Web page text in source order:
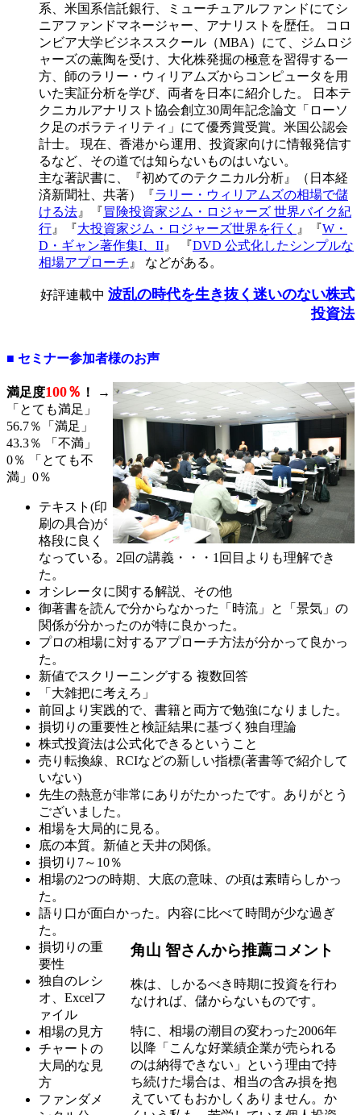
系、米国系信託銀行、ミューチュアルファンドにてシ
ニアファンドマネージャー、アナリストを歴任。 コロ
ンビア大学ビジネススクール（MBA）にて、ジムロジ
ャーズの薫陶を受け、大化株発掘の極意を習得する一
方、師のラリー・ ウィリアムズからコンピュータを用
いた実証分析を学び、両者を日本に紹介した。 日本テ
クニカルアナリスト協会創立30周年記念論文「ローソ
ク足のボラティリティ」にて優秀賞受賞。米国公認会
計士。 現在、香港から運用、投資家向けに情報発信す
るなど、その道では知らないものはいない。
主な著訳書に、『初めてのテクニカル分析』（日本経
済新聞社、共著）『ラリー・ ウィリアムズの相場で儲
ける法 』『冒険投資家ジム・ロジャーズ 世界バイク紀
行 』『大投資家ジム・ロジャーズ世界を行く 』『W・
D・ギャン著作集I、II 』 『DVD 公式化したシンプルな
相場アプローチ 』 などがある。
好評連載中 波乱の時代を生き抜く迷いのない株式
投資法
■ セミナー参加者様のお声
満足度100％ ！
→
「とても満足」
56.7％「満足」
43.3％ 「不満」
0％ 「とても不
満」0％
テキスト(印
刷の具合)が
格段に良く
なっている。2回の講義・・・1回目よりも理解でき
た。
オシレータに関する解説、その他
御著書を読んで分からなかった「時流」と「景気」の
関係が分かったのが特に良かった。
プロの相場に対するアプローチ方法が分かって良かっ
た。
新値でスクリーニングする 複数回答
「大雑把に考えろ」
前回より実践的で、書籍と両方で勉強になりました。
損切りの重要性と検証結果に基づく独自理論
株式投資法は公式化できるということ
売り転換線、RCIなどの新しい指標(著書等で紹介して
いない)
先生の熱意が非常にありがたかったです。ありがとう
ございました。
相場を大局的に見る。
底の本質。新値と天井の関係。
損切り7～10％
相場の2つの時期、大底の意味、の頃は素晴らしかっ
た。
語り口が面白かった。内容に比べて時間が少な過ぎ
た。
角山 智さんから推薦コメント
株は、しかるべき時期に投資を行わ
なければ、儲からないものです。
特に、相場の潮目の変わった2006年
以降「こんな好業績企業が売られる
のは納得できない」という理由で持
ち続けた場合は、相当の含み損を抱
えていてもおかしくありません。か
損切りの重
要性
独自のレシ
オ、Excelフ
ァイル
相場の見方
チャートの
大局的な見
方
ファンダメ